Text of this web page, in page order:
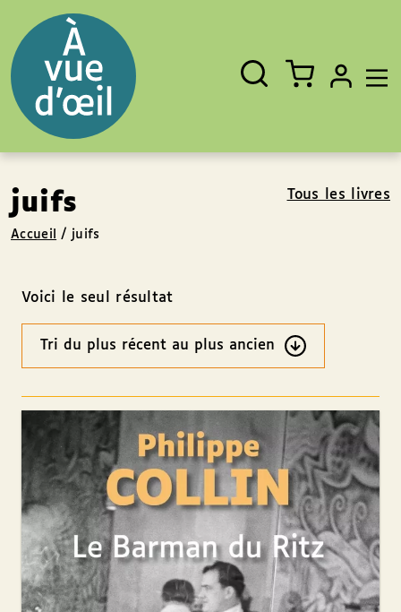
Fermer
Rechercher
un
livre,
un
auteur,
un
EAN
juifs Tous les livres
Accueil / juifs
Voici le seul résultat
Ordre